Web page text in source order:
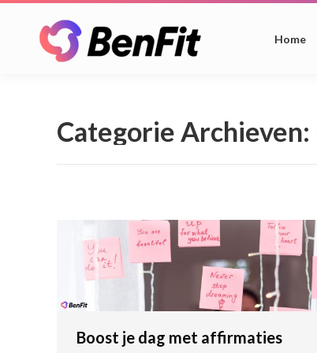
Home
Categorie Archieven:
Boost je dag met affirmaties